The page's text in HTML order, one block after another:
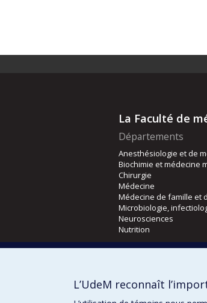
La Faculté de
Départements
Anesthésiologie et de
Biochimie et médecine
Chirurgie
Médecine
Médecine de famille et
Microbiologie,
Neurosciences
Nutrition
Orthophonie et
L’UdeM reconnaît